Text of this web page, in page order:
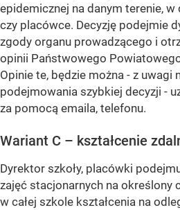
epidemicznej na danym terenie, w
czy placówce. Decyzję podejmie
zgody organu prowadzącego i
opinii Państwowego
Opinie te, będzie można - z uwagi
podejmowania szybkiej decyzji -
za pomocą emaila, telefonu.
Wariant C – kształcenie
Dyrektor szkoły, placówki
zajęć stacjonarnych na określony
w całej szkole kształcenia na